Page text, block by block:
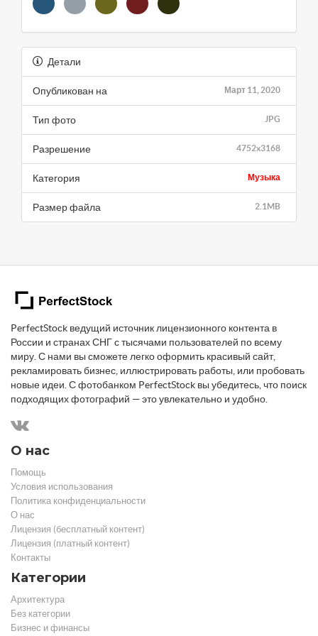
Детали
Март 11, 2020
Опубликован на
JPG
Тип фото
4752x3168
Разрешение
Музыка
Категория
2.1MB
Размер файла
PerfectStock ведущий источник лицензионного контента в
России и странах СНГ с тысячами пользователей по всему
миру. С нами вы сможете легко оформить красивый сайт,
рекламировать бизнес, иллюстрировать работы, или пробовать
новые идеи. С фотобанком PerfectStock вы убедитесь, что поиск
подходящих фотографий — это увлекательно и удобно.
О нас
Помощь
Условия использования
Политика конфиденциальности
О нас
Лицензия (бесплатный контент)
Лицензия (платный контент)
Контакты
Категории
Архитектура
Без категории
Бизнес и финансы